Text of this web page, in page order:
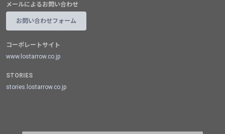
メールによるお問い合わせ
お問い合わせフォーム
コーポレートサイト
www.lostarrow.co.jp
STORIES
stories.lostarrow.co.jp